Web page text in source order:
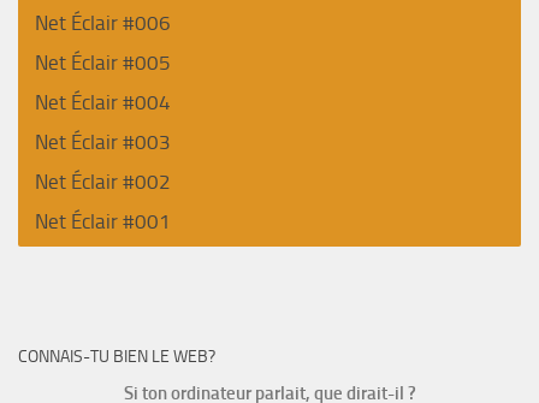
Net Éclair #006
Net Éclair #005
Net Éclair #004
Net Éclair #003
Net Éclair #002
Net Éclair #001
CONNAIS-TU BIEN LE WEB?
Si ton ordinateur parlait, que dirait-il ?